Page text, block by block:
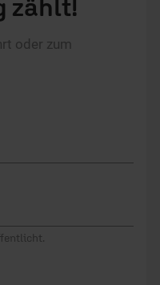
zählt!
oder zum